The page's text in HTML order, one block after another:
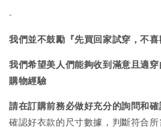
-
我們並不鼓勵『先買回家試穿，不
我們希望美人們能夠收到滿意且適
購物經驗
請在訂購前務必做好充分的詢問和
確認好衣款的尺寸數據，判斷符合